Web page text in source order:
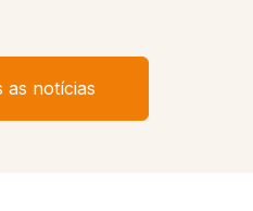
as notícias